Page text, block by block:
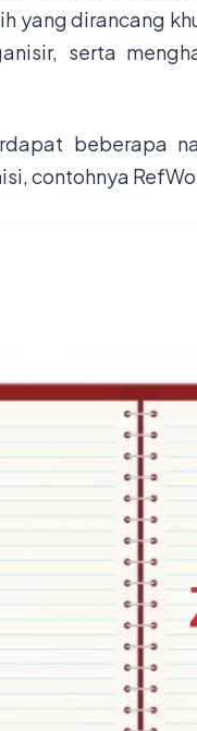
yang dirancang
serta
beberapa
contohnya